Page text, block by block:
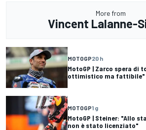
More from
Vincent Lalanne-
MOTOGP20 h
MotoGP | Zarco spera di
ottimistico ma fattibile"
MOTOGP1 g
MotoGP | Steiner: "Allo
non è stato licenziato"